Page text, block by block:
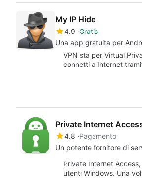
My IP Hide
4.9 Gratis
Una app gratuita per
VPN sta per Virtual
connetti a Internet
Private Internet
4.8 Pagamento
Un potente fornitore di
Private Internet
utenti Windows. Una